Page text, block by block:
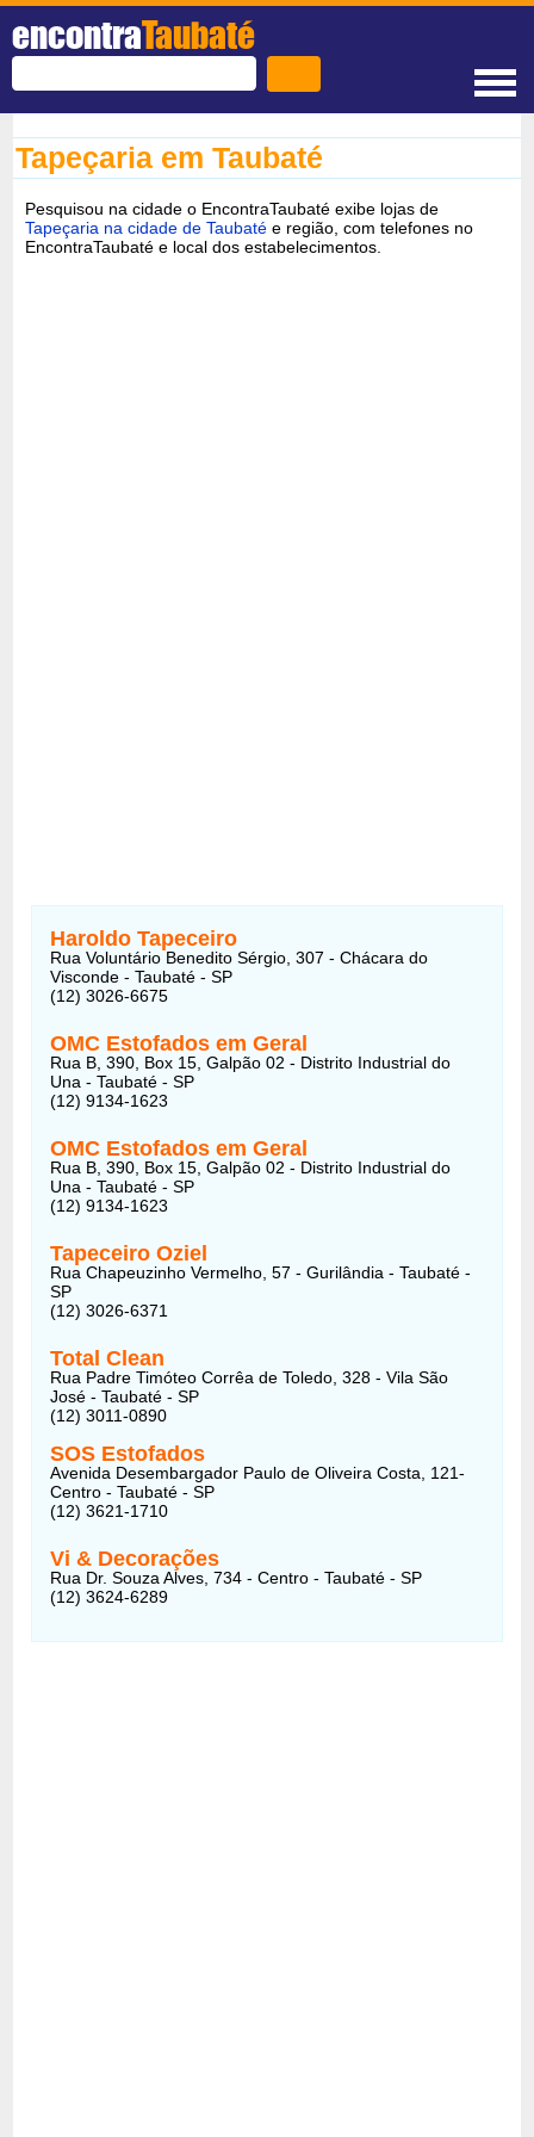
encontraTaubaté
Tapeçaria em Taubaté
Pesquisou na cidade o EncontraTaubaté exibe lojas de
Tapeçaria na cidade de Taubaté e região, com telefones no
EncontraTaubaté e local dos estabelecimentos.
Haroldo Tapeceiro
Rua Voluntário Benedito Sérgio, 307 - Chácara do
Visconde - Taubaté - SP
(12) 3026-6675
OMC Estofados em Geral
Rua B, 390, Box 15, Galpão 02 - Distrito Industrial do
Una - Taubaté - SP
(12) 9134-1623
OMC Estofados em Geral
Rua B, 390, Box 15, Galpão 02 - Distrito Industrial do
Una - Taubaté - SP
(12) 9134-1623
Tapeceiro Oziel
Rua Chapeuzinho Vermelho, 57 - Gurilândia - Taubaté -
SP
(12) 3026-6371
Total Clean
Rua Padre Timóteo Corrêa de Toledo, 328 - Vila São
José - Taubaté - SP
(12) 3011-0890
SOS Estofados
Avenida Desembargador Paulo de Oliveira Costa, 121-
Centro - Taubaté - SP
(12) 3621-1710
Vi & Decorações
Rua Dr. Souza Alves, 734 - Centro - Taubaté - SP
(12) 3624-6289